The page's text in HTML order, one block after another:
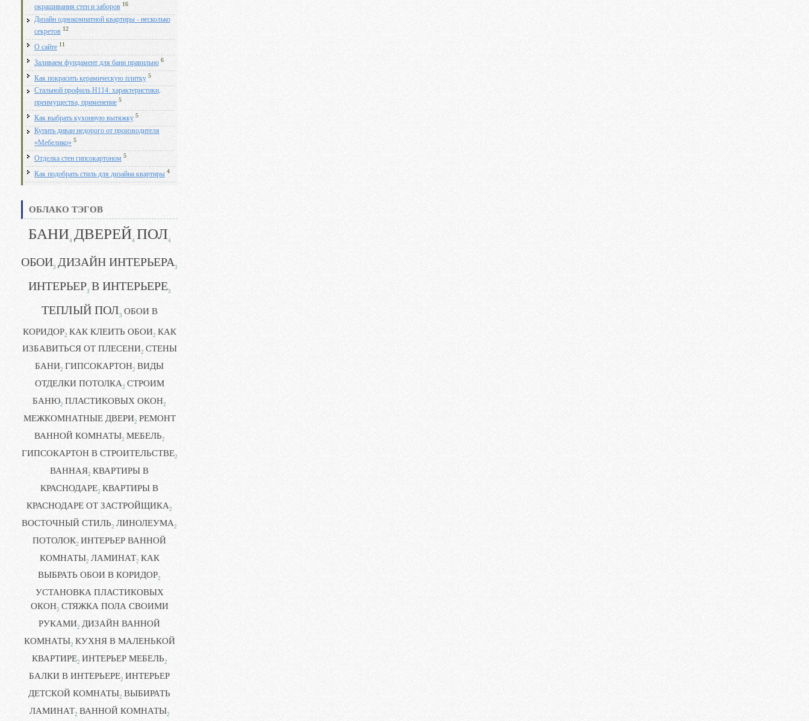
окрашивания стен и заборов 16
Дизайн однокомнатной квартиры - несколько
секретов 12
О сайте 11
Заливаем фундамент для бани правильно 6
Как покрасить керамическую плитку 5
Стальной профиль Н114: характеристики,
преимущества, применение 5
Как выбрать кухонную вытяжку 5
Купить диван недорого от производителя
«Мебелико» 5
Отделка стен гипсокартоном 5
Как подобрать стиль для дизайна квартиры 4
ОБЛАКО ТЭГОВ
БАНИ4 ДВЕРЕЙ4 ПОЛ4
ОБОИ3 ДИЗАЙН ИНТЕРЬЕРА3
ИНТЕРЬЕР3 В ИНТЕРЬЕРЕ3
ТЕПЛЫЙ ПОЛ3 ОБОИ В
КОРИДОР2 КАК КЛЕИТЬ ОБОИ2 КАК
ИЗБАВИТЬСЯ ОТ ПЛЕСЕНИ2 СТЕНЫ
БАНИ2 ГИПСОКАРТОН2 ВИДЫ
ОТДЕЛКИ ПОТОЛКА2 СТРОИМ
БАНЮ2 ПЛАСТИКОВЫХ ОКОН2
МЕЖКОМНАТНЫЕ ДВЕРИ2 РЕМОНТ
ВАННОЙ КОМНАТЫ2 МЕБЕЛЬ2
ГИПСОКАРТОН В СТРОИТЕЛЬСТВЕ2
ВАННАЯ2 КВАРТИРЫ В
КРАСНОДАРЕ2 КВАРТИРЫ В
КРАСНОДАРЕ ОТ ЗАСТРОЙЩИКА2
ВОСТОЧНЫЙ СТИЛЬ2 ЛИНОЛЕУМА2
ПОТОЛОК2 ИНТЕРЬЕР ВАННОЙ
КОМНАТЫ2 ЛАМИНАТ2 КАК
ВЫБРАТЬ ОБОИ В КОРИДОР2
УСТАНОВКА ПЛАСТИКОВЫХ
ОКОН2 СТЯЖКА ПОЛА СВОИМИ
РУКАМИ2 ДИЗАЙН ВАННОЙ
КОМНАТЫ2 КУХНЯ В МАЛЕНЬКОЙ
КВАРТИРЕ2 ИНТЕРЬЕР МЕБЕЛЬ2
БАЛКИ В ИНТЕРЬЕРЕ2 ИНТЕРЬЕР
ДЕТСКОЙ КОМНАТЫ2 ВЫБИРАТЬ
ЛАМИНАТ2 ВАННОЙ КОМНАТЫ2